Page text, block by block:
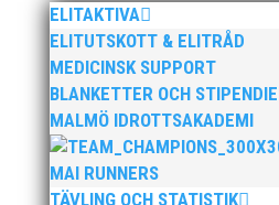
ELITAKTIVA
ELITUTSKOTT & ELITRÅD
MEDICINSK SUPPORT
BLANKETTER OCH
MALMÖ IDROTTSAKADEMI
MAI RUNNERS
TÄVLING OCH STATISTIK
Söndagen den 13
återigen vårt höstlopp med
bana i natursköna
om Öresundsbron.
KM Anmälan och info, klicka